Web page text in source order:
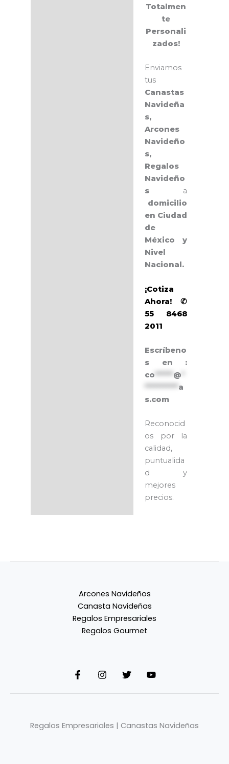
Totalmen
te
Personali
zados!
Enviamos
tus
Canastas
Navideña
s,
Arcones
Navideño
s,
Regalos
Navideño
s a
domicilio
en Ciudad
de
México y
Nivel
Nacional.
¡Cotiza
Ahora! ✆
55 8468
2011
Escríbeno
s en :
co ****** @
*********** a
s.com
Reconocid
os por la
calidad,
puntualida
d y
mejores
precios.
Arcones Navideños
Canasta Navideñas
Regalos Empresariales
Regalos Gourmet
Regalos Empresariales | Canastas Navideñas